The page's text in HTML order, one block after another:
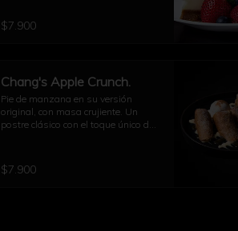
$7.900
Chang's Apple Crunch.
Pie de manzana en su versión
original, con masa crujiente. Un
postre clásico con el toque único de
$7.900